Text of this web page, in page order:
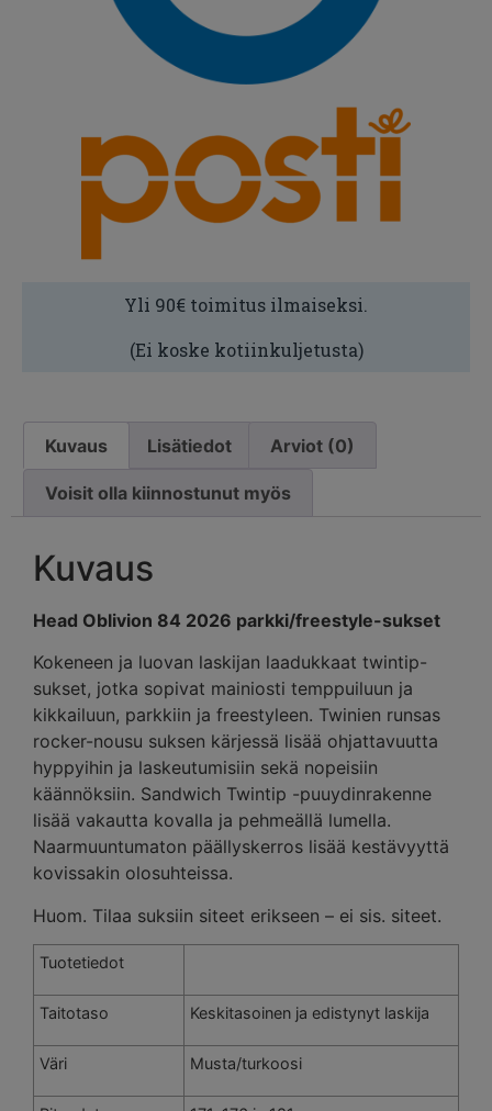
Yli 90€ toimitus ilmaiseksi.
(Ei koske kotiinkuljetusta)
Kuvaus Lisätiedot Arviot (0)
Voisit olla kiinnostunut myös
Kuvaus
Head Oblivion 84 2026 parkki/freestyle-sukset
Kokeneen ja luovan laskijan laadukkaat twintip-
sukset, jotka sopivat mainiosti temppuiluun ja
kikkailuun, parkkiin ja freestyleen. Twinien runsas
rocker-nousu suksen kärjessä lisää ohjattavuutta
hyppyihin ja laskeutumisiin sekä nopeisiin
käännöksiin. Sandwich Twintip -puuydinrakenne
lisää vakautta kovalla ja pehmeällä lumella.
Naarmuuntumaton päällyskerros lisää kestävyyttä
kovissakin olosuhteissa.
Huom. Tilaa suksiin siteet erikseen – ei sis. siteet.
Tuotetiedot
Taitotaso Keskitasoinen ja edistynyt laskija
Väri Musta/turkoosi